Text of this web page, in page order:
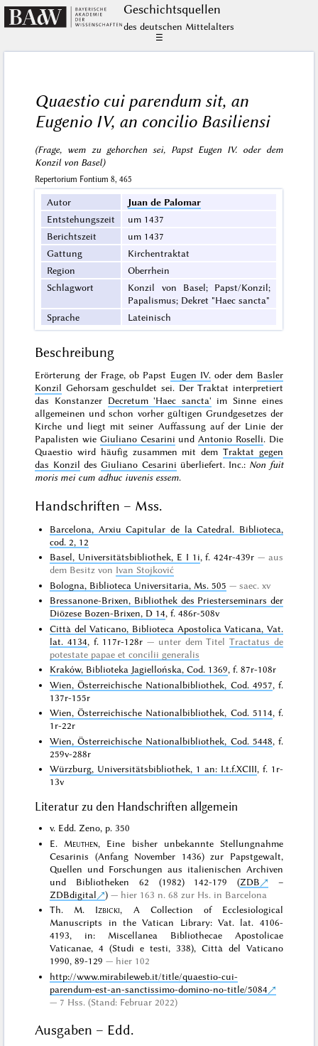
Geschichts­quellen
des deutschen Mittelalters
☰
Quaestio cui parendum sit, an
Eugenio IV, an concilio Basiliensi
(Frage, wem zu gehorchen sei, Papst Eugen IV. oder dem
Konzil von Basel)
Repertorium Fontium 8, 465
Autor
Juan de Palomar
Entstehungszeit
um 1437
Berichtszeit
um 1437
Gattung
Kirchentraktat
Region
Oberrhein
Schlagwort
Konzil von Basel; Papst/Konzil;
Papalismus; Dekret "Haec sancta"
Sprache
Lateinisch
Beschreibung
Erörterung der Frage, ob Papst Eugen IV.oder dem Basler
Konzil Gehorsam geschuldet sei. Der Traktat interpretiert
das Konstanzer Decretum 'Haec sancta' im Sinne eines
allgemeinen und schon vorher gültigen Grundgesetzes der
Kirche und liegt mit seiner Auffassung auf der Linie der
Papalisten wie Giuliano Cesarini undAntonio Roselli. Die
Quaestio wird häufig zusammen mit dem Traktat gegen
das Konzil desGiuliano Cesarini überliefert. Inc.: Non fuit
moris mei cum adhuc iuvenis essem.
Handschriften – Mss.
Barcelona, Arxiu Capitular de la Catedral. Biblioteca,
cod. 2, 12
Basel, Universitätsbibliothek, E I 1i, f. 424r-439r
aus
dem Besitz von Ivan Stojković
Bologna, Biblioteca Universitaria, Ms. 505
saec. xv
Bressanone-Brixen, Bibliothek des Priesterseminars der
Diözese Bozen-Brixen, D 14, f. 486r-508v
Città del Vaticano, Biblioteca Apostolica Vaticana, Vat.
lat. 4134, f. 117r-128r unter dem TitelTractatus de
potestate papae et concilii generalis
Kraków, Biblioteka Jagiellońska, Cod. 1369, f. 87r-108r
Wien, Österreichische Nationalbibliothek, Cod. 4957, f.
137r-155r
Wien, Österreichische Nationalbibliothek, Cod. 5114, f.
1r-22r
Wien, Österreichische Nationalbibliothek, Cod. 5448, f.
259v-288r
Würzburg, Universitätsbibliothek, 1 an: I.t.f.XCIII, f. 1r-
13v
Literatur zu den Handschriften allgemein
v. Edd. Zeno, p. 350
E. Meuthen, Eine bisher unbekannte Stellungnahme
Cesarinis (Anfang November 1436) zur Papstgewalt,
Quellen und Forschungen aus italienischen Archiven
und Bibliotheken 62 (1982) 142-179 (ZDB
–
ZDBdigital
)
hier 163 n. 68 zur Hs. in Barcelona
Th. M. Izbicki, A Collection of Ecclesiological
Manuscripts in the Vatican Library: Vat. lat. 4106-
4193, in: Miscellanea Bibliothecae Apostolicae
Vaticanae, 4 (Studi e testi, 338), Città del Vaticano
1990, 89-129
hier 102
http://www.mirabileweb.it/title/quaestio-cui-
parendum-est-an-sanctissimo-domino-no-title/5084
7 Hss. (Stand: Februar 2022)
Ausgaben – Edd.